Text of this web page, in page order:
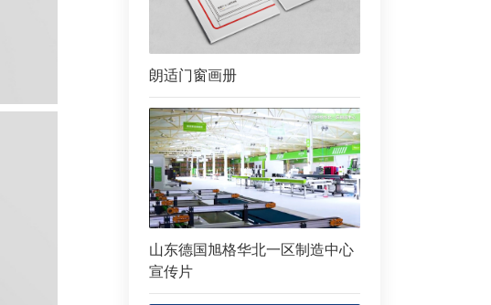
朗适门窗画册
山东德国旭格华北一区制造中心
宣传片